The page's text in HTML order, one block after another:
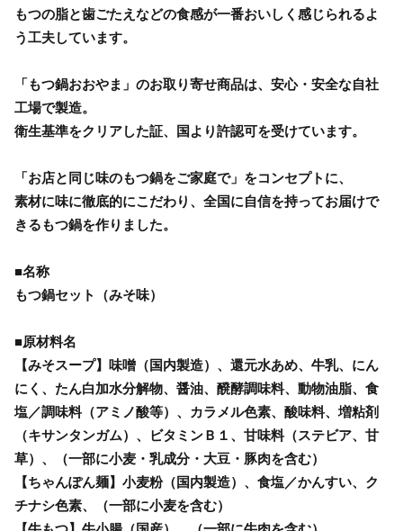
もつの脂と歯ごたえなどの食感が一番おいしく感じられるよ
う工夫しています。
「もつ鍋おおやま」のお取り寄せ商品は、安心・安全な自社
工場で製造。
衛生基準をクリアした証、国より許認可を受けています。
「お店と同じ味のもつ鍋をご家庭で」をコンセプトに、
素材に味に徹底的にこだわり、全国に自信を持ってお届けで
きるもつ鍋を作りました。
■名称
もつ鍋セット（みそ味）
■原材料名
【みそスープ】味噌（国内製造）、還元水あめ、牛乳、にん
にく、たん白加水分解物、醤油、醗酵調味料、動物油脂、食
塩／調味料（アミノ酸等）、カラメル色素、酸味料、増粘剤
（キサンタンガム）、ビタミンＢ１、甘味料（ステビア、甘
草）、（一部に小麦・乳成分・大豆・豚肉を含む）
【ちゃんぽん麺】小麦粉（国内製造）、食塩／かんすい、ク
チナシ色素、（一部に小麦を含む）